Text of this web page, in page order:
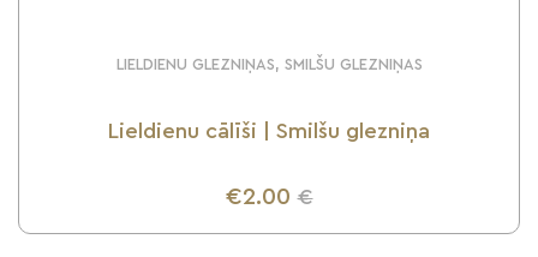
LIELDIENU GLEZNIŅAS, SMILŠU GLEZNIŅAS
Lieldienu cālīši | Smilšu glezniņa
€2.00 €
UZZINI VAIRĀK